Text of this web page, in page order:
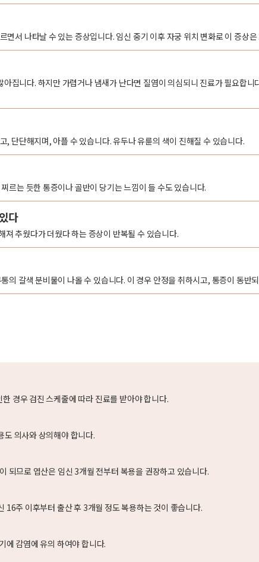
면서 나타날 수 있는 증상입니다. 임신 중기 이후 자궁 위치 변화로 이 증상
집니다. 하지만 가렵거나 냄새가 난다면 질염이 의심되니 진료가 필요합
, 단단해지며, 아플 수 있습니다. 유두나 유륜의 색이 진해질 수 있습니다.
르는 듯한 통증이나 골반이 당기는 느낌이 들 수도 있습니다.
다
추웠다가 더웠다 하는 증상이 반복될 수 있습니다.
의 갈색 분비물이 나올 수 있습니다. 이 경우 안정을 취하시고, 통증이 동
경우 검진 스케줄에 따라 진료를 받아야 합니다.
도 의사와 상의해야 합니다.
되므로 엽산은 임신 3개월 전부터 복용을 권장하고 있습니다.
16주 이후부터 출산 후 3개월 정도 복용하는 것이 좋습니다.
에 감염에 유의 하여야 합니다.